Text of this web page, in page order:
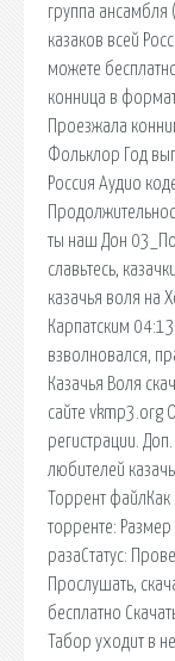
группа ансамбля
казаков всей
можете
конница в
Проезжала
Фольклор Год
Россия Аудио
ты наш Дон
славьтесь,
казачья воля на
Карпатским
взволновался,
Казачья Воля
сайте vkmp3.org
регистрации.
любителей
Торрент
торренте:
разаСтатус:
Прослушать,
бесплатно
Табор уходит в